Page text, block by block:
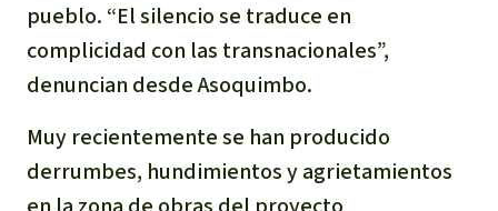
Para niñas y niños
Defensoras y Defensores
pueblo. “El silencio se traduce en
complicidad con las transnacionales”,
denuncian desde Asoquimbo.
Muy recientemente se han producido
derrumbes, hundimientos y agrietamientos